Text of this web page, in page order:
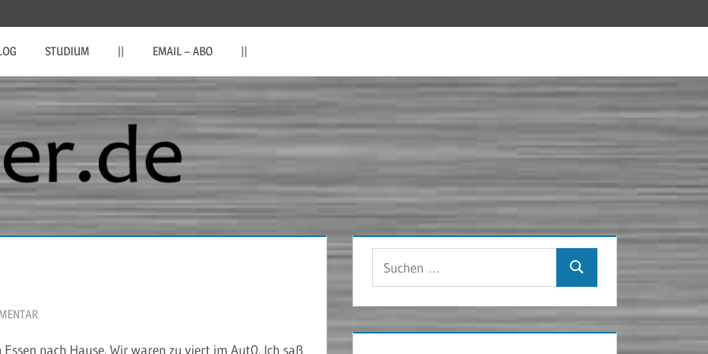
STUDIUM || EMAIL – ABO ||
nach Hause. Wir waren zu viert im Aut0. Ich saß
Suchen